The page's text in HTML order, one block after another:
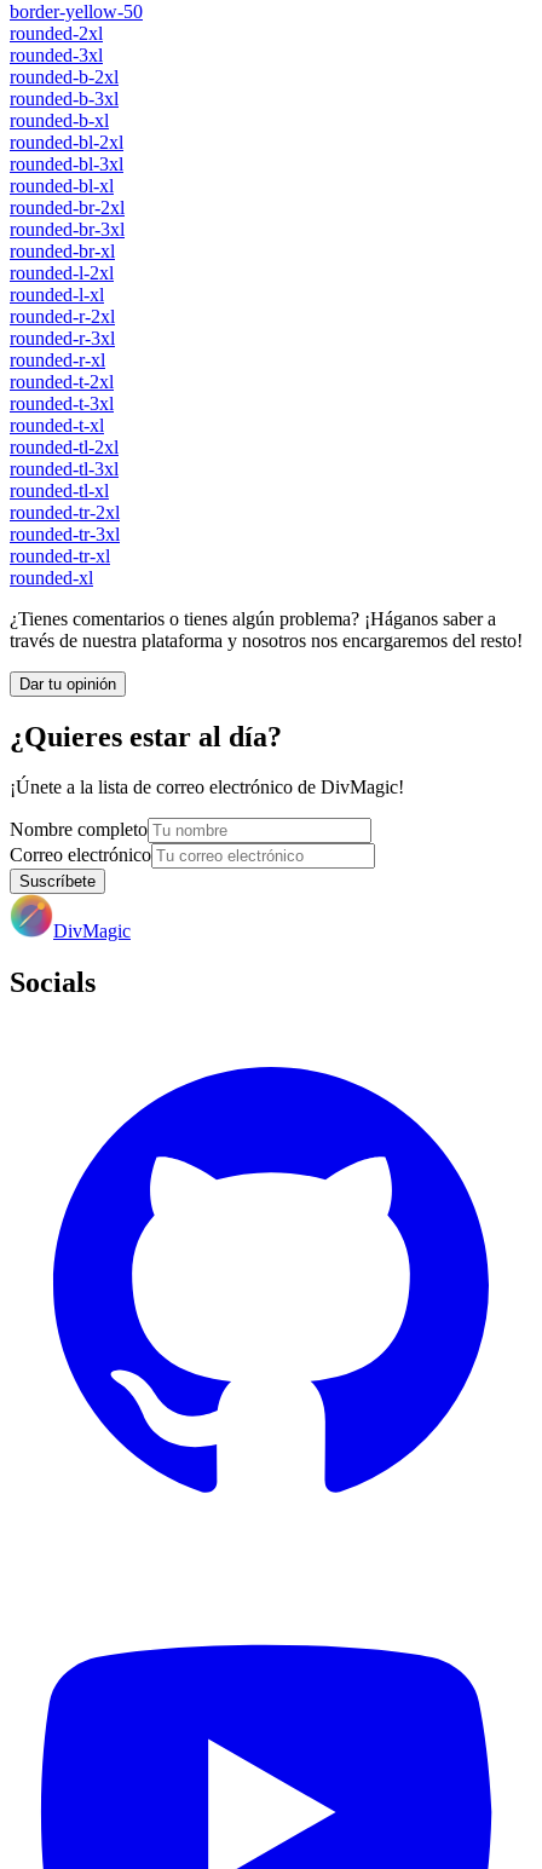
border-yellow-50
rounded-2xl
rounded-3xl
rounded-b-2xl
rounded-b-3xl
rounded-b-xl
rounded-bl-2xl
rounded-bl-3xl
rounded-bl-xl
rounded-br-2xl
rounded-br-3xl
rounded-br-xl
rounded-l-2xl
rounded-l-xl
rounded-r-2xl
rounded-r-3xl
rounded-r-xl
rounded-t-2xl
rounded-t-3xl
rounded-t-xl
rounded-tl-2xl
rounded-tl-3xl
rounded-tl-xl
rounded-tr-2xl
rounded-tr-3xl
rounded-tr-xl
rounded-xl
¿Tienes comentarios o tienes algún problema? ¡Háganos saber a
través de nuestra plataforma y nosotros nos encargaremos del resto!
Dar tu opinión
¿Quieres estar al día?
¡Únete a la lista de correo electrónico de DivMagic!
Nombre completo
Correo electrónico
Suscríbete
DivMagic
Socials